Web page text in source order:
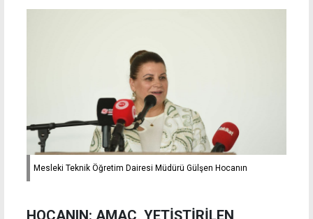
Mesleki Teknik Öğretim Dairesi Müdürü Gülşen Hocanın